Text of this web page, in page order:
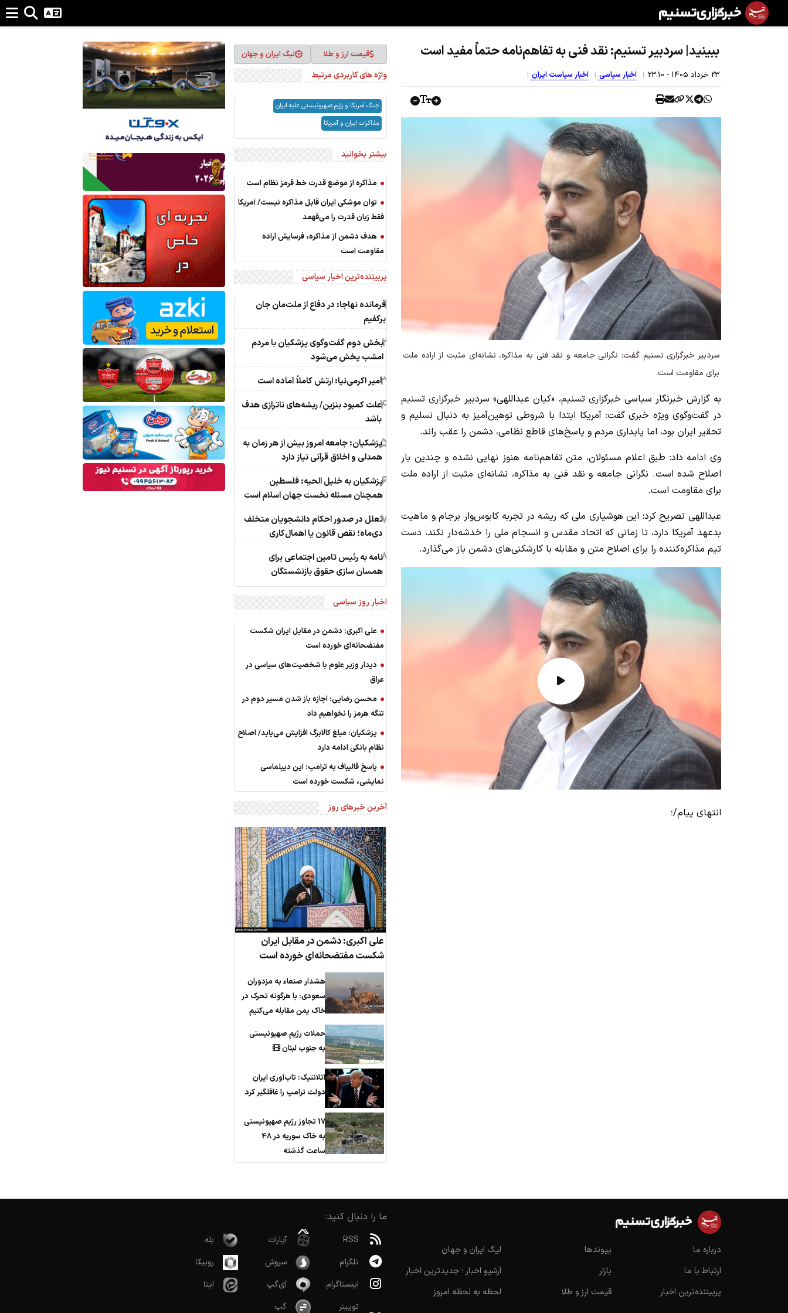
ببینید| سردبیر تسنیم: نقد فنی به تفاهم‌نامه حتماً مفید است
23 خرداد 1405 - 23:10 اخبار سیاسی اخبار سیاست ایران
سردبیر خبرگزاری تسنیم گفت: نگرانی جامعه و نقد فنی به مذاکره، نشانه‌ای مثبت از اراده ملت
برای مقاومت است.
به گزارش خبرنگار سیاسی خبرگزاری تسنیم، «کیان عبداللهی» سردبیر خبرگزاری تسنیم
در گفت‌وگوی ویژه خبری گفت: آمریکا ابتدا با شروطی توهین‌آمیز به دنبال تسلیم و
تحقیر ایران بود، اما پایداری مردم و پاسخ‌های قاطع نظامی، دشمن را عقب راند.
وی ادامه داد: طبق اعلام مسئولان، متن تفاهم‌نامه هنوز نهایی نشده و چندین بار
اصلاح شده است. نگرانی جامعه و نقد فنی به مذاکره، نشانه‌ای مثبت از اراده ملت
برای مقاومت است.
عبداللهی تصریح کرد: این هوشیاری ملی که ریشه در تجربه کابوس‌وار برجام و ماهیت
بدعهد آمریکا دارد، تا زمانی که اتحاد مقدس و انسجام ملی را خدشه‌دار نکند، دست
تیم مذاکره‌کننده را برای اصلاح متن و مقابله با کارشکنی‌های دشمن باز می‌‌گذارد.
انتهای پیام/؛
قیمت ارز و طلا لیگ ایران و جهان
واژه های کاربردی مرتبط
جنگ آمریکا و رژیم صهیونیستی علیه ایران
مذاکرات ایران و آمریکا
بیشتر بخوانید
مذاکره از موضع قدرت خط قرمز نظام است
توان موشکی ایران قابل مذاکره نیست/ آمریکا
فقط زبان قدرت را می‌فهمد
هدف دشمن از مذاکره، فرسایش اراده
مقاومت است
پربیننده‌ترین اخبار سیاسی
1فرمانده نهاجا: در دفاع از ملت‌مان جان
برکفیم
2بخش دوم گفت‌وگوی پزشکیان با مردم
امشب پخش می‌شود
3امیر اکرمی‌نیا: ارتش کاملاً آماده است
4علت کمبود بنزین/ ریشه‌های ناترازی هدف
باشد
5پزشکیان: جامعه امروز بیش از هر زمان به
همدلی و اخلاق قرآنی نیاز دارد
6پزشکیان به خلیل الحیه: فلسطین
همچنان مسئله نخست جهان اسلام است
7تعلل در صدور احکام‌ دانشجویان متخلف
دی‌ماه؛ نقص قانون یا اهمال‌کاری
8نامه به رئیس تامین اجتماعی برای
همسان سازی حقوق بازنشستگان
اخبار روز سیاسی
علی اکبری: دشمن در مقابل ایران شکست
مفتضحانه‌ای خورده است
دیدار وزیر علوم با شخصیت‌های سیاسی در
عراق
محسن رضایی: اجازه باز شدن مسیر دوم در
تنگه هرمز را نخواهیم داد
پزشکیان: مبلغ کالابرگ افزایش می‌یابد/ اصلاح
نظام بانکی ادامه دارد
پاسخ قالیباف به ترامپ: این دیپلماسی
نمایشی، شکست خورده است
آخرین خبرهای روز
علی اکبری: دشمن در مقابل ایران
شکست مفتضحانه‌ای خورده است
هشدار صنعاء به مزدوران
سعودی: با هرگونه تحرک در
خاک یمن مقابله می‌کنیم
حملات رژیم صهیونیستی
به جنوب لبنان
آتلانتیک: تاب‌آوری ایران
دولت ترامپ را غافلگیر کرد
17 تجاوز رژیم صهیونیستی
به خاک سوریه در 48
ساعت گذشته
درباره ما
ارتباط با ما
پربیننده‌ترین اخبار
پیوندها
بازار
قیمت ارز و طلا
لیگ ایران و جهان
آرشیو اخبار ؛ جدیدترین اخبار
لحظه به لحظه امروز
ما را دنبال کنید:
RSS
تلگرام
اینستاگرام
توییتر
آپارات
سروش
آی‌گپ
گپ
بله
روبیکا
ایتا